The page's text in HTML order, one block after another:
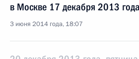
в Москве 17 декабря 2013 года
3 июня 2014 года, 18:07